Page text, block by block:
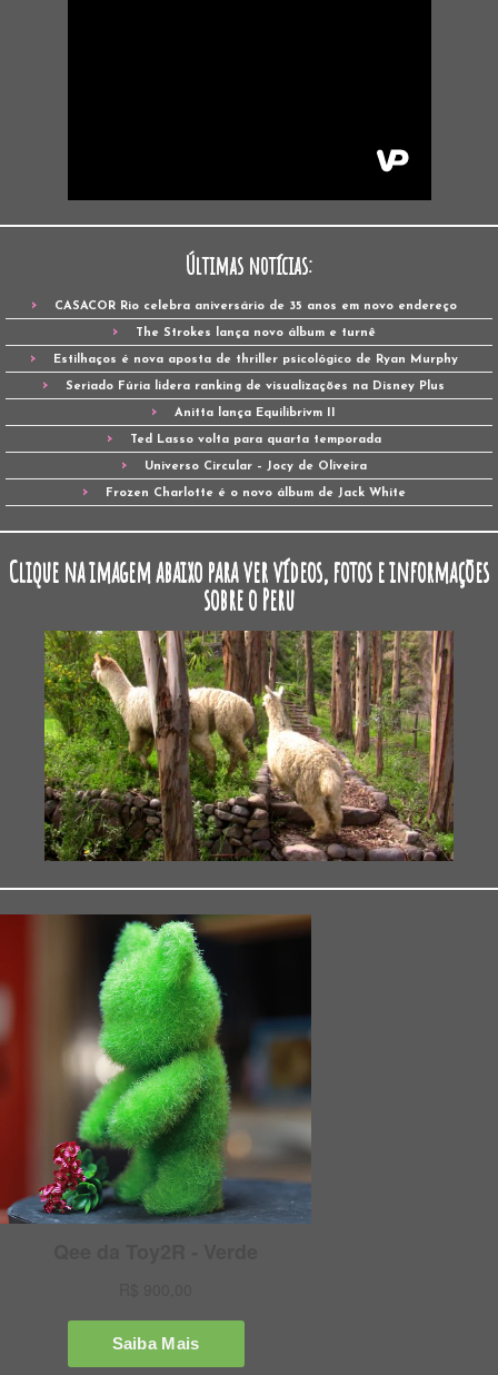
Últimas notícias:
CASACOR Rio celebra aniversário de 35 anos em novo endereço
The Strokes lança novo álbum e turnê
Estilhaços é nova aposta de thriller psicológico de Ryan Murphy
Seriado Fúria lidera ranking de visualizações na Disney Plus
Anitta lança Equilibrivm II
Ted Lasso volta para quarta temporada
Universo Circular – Jocy de Oliveira
Frozen Charlotte é o novo álbum de Jack White
Clique na imagem abaixo para ver vídeos, fotos e informações
sobre o Peru